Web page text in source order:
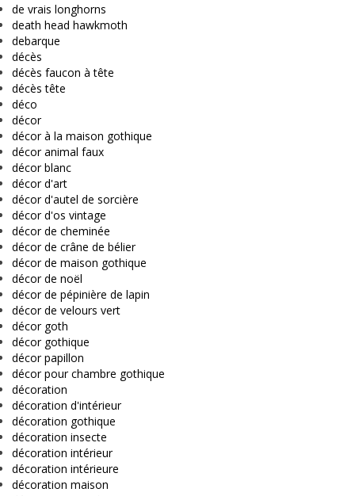
de vrais longhorns
death head hawkmoth
debarque
décès
décès faucon à tête
décès tête
déco
décor
décor à la maison gothique
décor animal faux
décor blanc
décor d'art
décor d'autel de sorcière
décor d'os vintage
décor de cheminée
décor de crâne de bélier
décor de maison gothique
décor de noël
décor de pépinière de lapin
décor de velours vert
décor goth
décor gothique
décor papillon
décor pour chambre gothique
décoration
décoration d'intérieur
décoration gothique
décoration insecte
décoration intérieur
décoration intérieure
décoration maison